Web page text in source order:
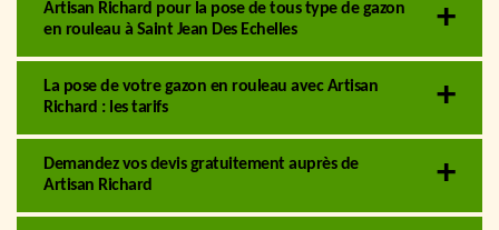
Artisan Richard pour la pose de tous type de gazon
en rouleau à Saint Jean Des Echelles
La pose de votre gazon en rouleau avec Artisan
Richard : les tarifs
Demandez vos devis gratuitement auprès de
Artisan Richard